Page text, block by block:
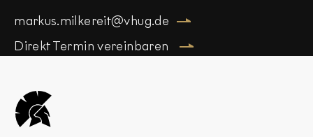
markus.milkereit@vhug.de
Direkt Termin vereinbaren